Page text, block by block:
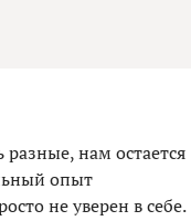
нам остается
опыт
не уверен в себе.